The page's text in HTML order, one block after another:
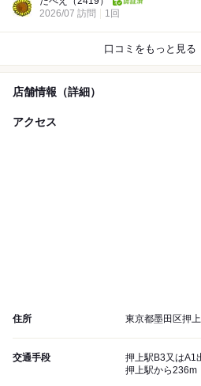
2026/07 訪問
1回
口コミをもっと見る
店舗情報（詳細）
アクセス
住所 東京都墨田区押
交通手段
押上駅B3又はA1
押上駅から236m